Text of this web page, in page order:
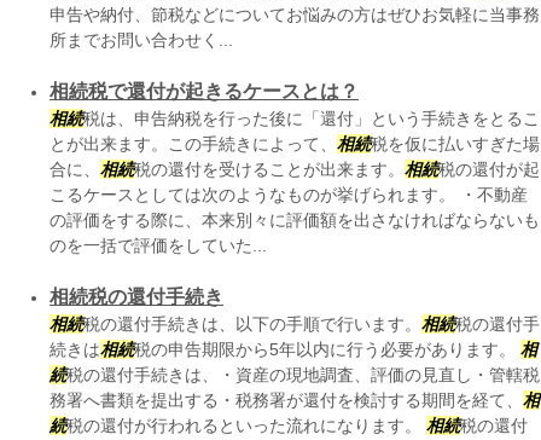
申告や納付、節税などについてお悩みの方はぜひお気軽に当事務
所までお問い合わせく...
相続税で還付が起きるケースとは？
相続税は、申告納税を行った後に「還付」という手続きをとるこ
とが出来ます。この手続きによって、 相続税を仮に払いすぎた場
合に、 相続税の還付を受けることが出来ます。 相続税の還付が起
こるケースとしては次のようなものが挙げられます。 ・不動産
の評価をする際に、本来別々に評価額を出さなければならないも
のを一括で評価をしていた...
相続税の還付手続き
相続税の還付手続きは、以下の手順で行います。 相続税の還付手
続きは相続税の申告期限から5年以内に行う必要があります。 相
続税の還付手続きは、・資産の現地調査、評価の見直し・管轄税
務署へ書類を提出する・税務署が還付を検討する期間を経て、 相
続税の還付が行われるといった流れになります。 相続税の還付